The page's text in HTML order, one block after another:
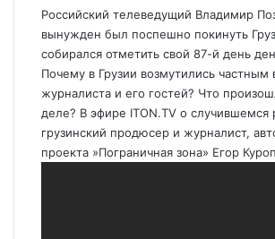
Российский телеведущий Владимир
вынужден был поспешно покинуть
собирался ‎отметить свой 87-й день
Почему в Грузии возмутились частным
журналиста и его гостей? Что
деле? ‎В эфире ITON.TV о случившемся
грузинский продюсер и журналист,
проекта ‎‎»Пограничная зона»‎ Егор